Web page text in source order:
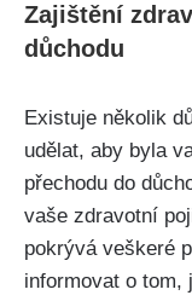
Zajištění
důchodu
Existuje několik
udělat, aby byla
přechodu do
vaše zdravotní
pokrývá veškeré
informovat o tom,